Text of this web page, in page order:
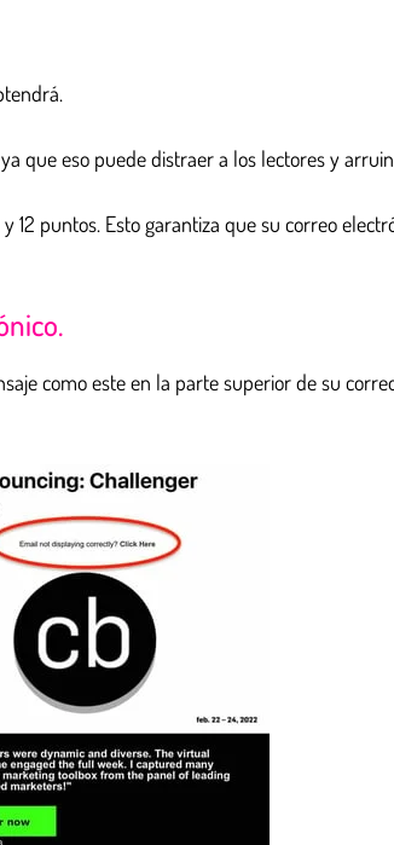
que eso puede distraer a los lectores y
puntos. Esto garantiza que su correo
como este en la parte superior de su